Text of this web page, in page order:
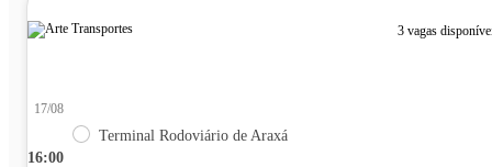
3 vagas
16:00
17/08
Terminal Rodoviário de Araxá